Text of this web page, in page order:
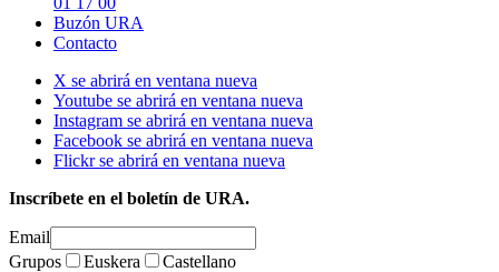
Buzón URA
Contacto
X se abrirá en ventana nueva
Youtube se abrirá en ventana nueva
Instagram se abrirá en ventana nueva
Facebook se abrirá en ventana nueva
Flickr se abrirá en ventana nueva
Inscríbete en el boletín de URA.
Email
Grupos
Euskera
Castellano